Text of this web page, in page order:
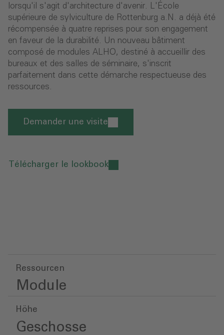
lorsqu'il s'agit d'architecture d'avenir. L'École
supérieure de sylviculture de Rottenburg a.N. a déjà été
récompensée à quatre reprises pour son engagement
en faveur de la durabilité. Un nouveau bâtiment
composé de modules ALHO, destiné à accueillir des
bureaux et des salles de séminaire, s'inscrit
parfaitement dans cette démarche respectueuse des
ressources.
Demander une visite
Télécharger le lookbook
Ressourcen
Module
Höhe
Geschosse